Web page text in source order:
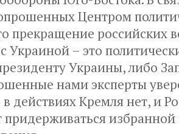
Центром
прекращение российских
Украиной – это
Украины, либо
нами эксперты
действиях Кремля нет, и
придерживаться избранной